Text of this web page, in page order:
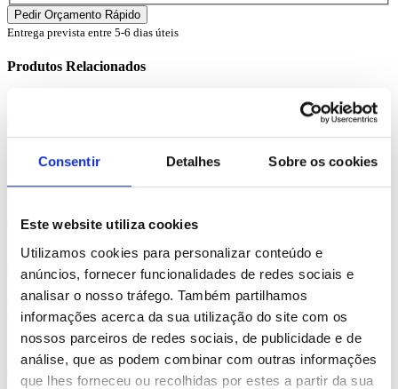
Consentir Detalhes Sobre os cookies
Este website utiliza cookies
Utilizamos cookies para personalizar conteúdo e
anúncios, fornecer funcionalidades de redes sociais e
analisar o nosso tráfego. Também partilhamos
informações acerca da sua utilização do site com os
nossos parceiros de redes sociais, de publicidade e de
análise, que as podem combinar com outras informações
que lhes forneceu ou recolhidas por estes a partir da sua
Entrega prevista entre 5-6 dias úteis
Produtos Relacionados
Cylinder
REF. BI-PS-91752
desde 0.68€
Comprar
Danny
REF. BI-PS-92053
3.50